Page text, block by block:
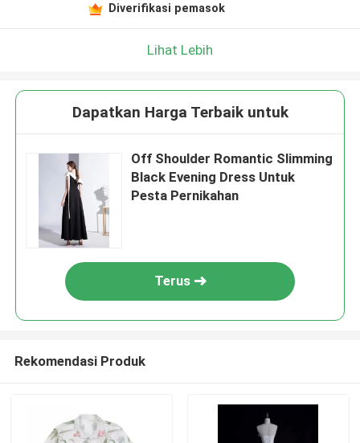
Diverifikasi pemasok
Lihat Lebih
Dapatkan Harga Terbaik untuk
Off Shoulder Romantic Slimming
Black Evening Dress Untuk
Pesta Pernikahan
Terus
Rekomendasi Produk